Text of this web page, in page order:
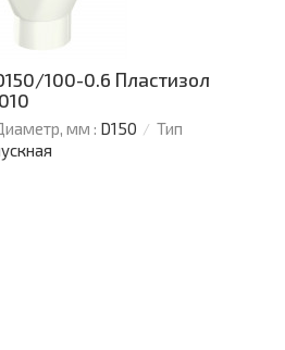
100-0.6 Пластизол
мм : D150
Тип